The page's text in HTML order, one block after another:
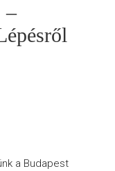
–
a Budapest